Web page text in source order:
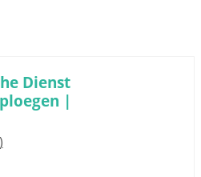
Dienst
|